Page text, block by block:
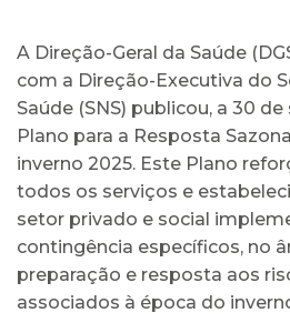
A Direção-Geral da Saúde
com a Direção-Executiva do
Saúde (SNS) publicou, a 30
Plano para a Resposta
inverno 2025. Este Plano
todos os serviços e
setor privado e social
contingência específicos, no
preparação e resposta aos
associados à época do